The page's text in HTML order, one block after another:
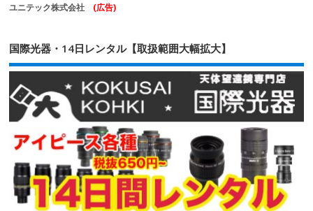
ユニテック株式会社 (広告)
国際光器・14日レンタル【取扱範囲大幅拡大】